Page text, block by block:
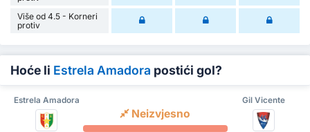
Više od 4.5 - Korneri
protiv
Hoće li Estrela Amadora postići gol?
Estrela Amadora Gil Vicente
Neizvjesno